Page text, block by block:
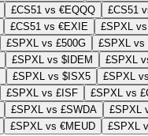
£CS51 vs €EQQQ
£CS51
£CS51 vs €EXIE
£SPXL vs
£SPXL vs £500G
£SPXL vs
£SPXL vs $IDEM
£SPXL
£SPXL vs $ISX5
£SPXL
£SPXL vs £ISF
£SPXL vs
£SPXL vs £SWDA
£SPXL
£SPXL vs €MEUD £SPXL